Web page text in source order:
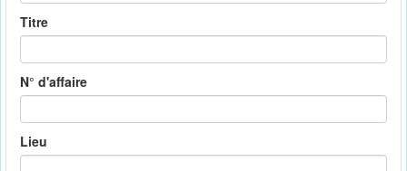
Titre
N° d'affaire
Lieu